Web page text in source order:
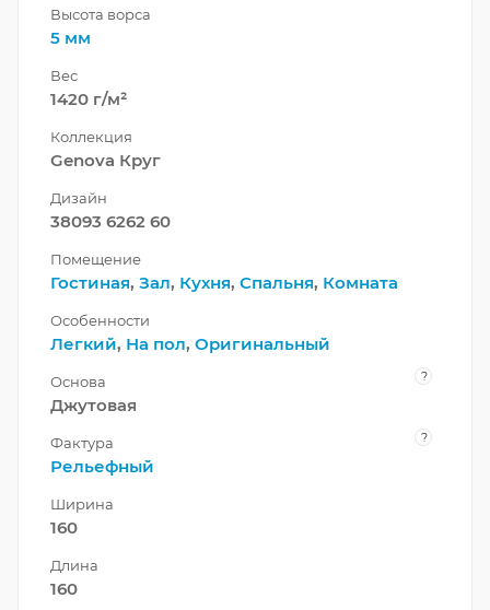
Высота ворса
5 мм
Вес
1420 г/м²
Коллекция
Genova Круг
Дизайн
38093 6262 60
Помещение
Гостиная, Зал, Кухня, Спальня, Комната
Особенности
Легкий, На пол, Оригинальный
Основа ?
Джутовая
Фактура ?
Рельефный
Ширина
160
Длина
160